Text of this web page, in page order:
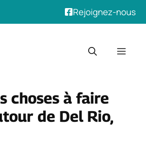
Rejoignez-nous
choses à faire
de Del Rio,